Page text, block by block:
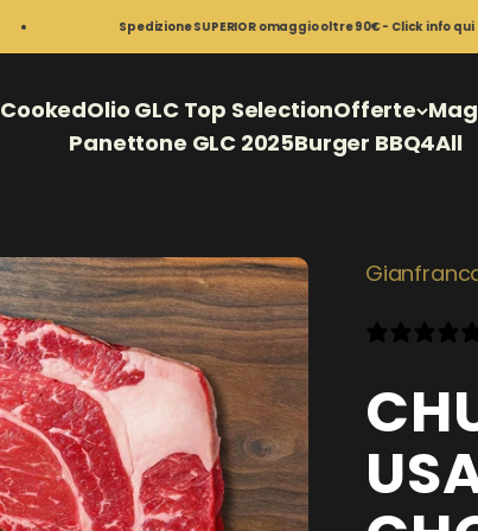
Spedizione SUPERIOR omaggio oltre 90€ - Click info qui
CookedOlio GLC Top SelectionOfferte
Panettone GLC 2025Burger BBQ4All